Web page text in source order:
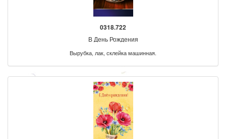
0318.722
В День Рождения
Вырубка, лак, склейка машинная.